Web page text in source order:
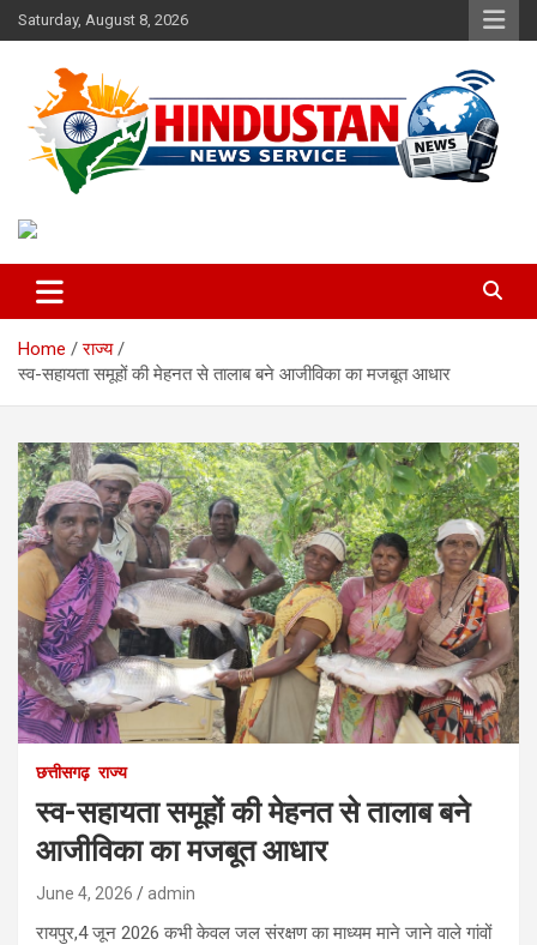
Skip
to
Saturday, August 8, 2026
Hindustan News Service
Home
राज्य
स्व-सहायता समूहों की मेहनत से तालाब बने आजीविका का मजबूत आधार
छत्तीसगढ़ राज्य
स्व-सहायता समूहों की मेहनत से तालाब बने
आजीविका का मजबूत आधार
June 4, 2026 admin
रायपुर,4 जून 2026 कभी केवल जल संरक्षण का माध्यम माने जाने वाले गांवों